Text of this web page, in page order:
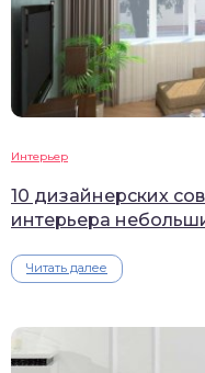
Интерьер
10 дизайнерских
интерьера
Читать далее